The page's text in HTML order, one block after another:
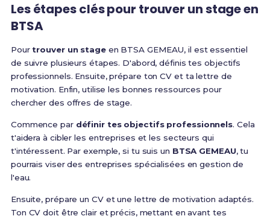
Les étapes clés pour trouver un stage en
BTSA
Pourtrouver un stageen BTSA GEMEAU, il est essentiel
de suivre plusieurs étapes. D'abord, définis tes objectifs
professionnels. Ensuite, prépare ton CV et ta lettre de
motivation. Enfin, utilise les bonnes ressources pour
chercher des offres de stage.
Commence par définir tes objectifs professionnels. Cela
t'aidera à cibler les entreprises et les secteurs qui
t'intéressent. Par exemple, si tu suis un BTSA GEMEAU, tu
pourrais viser des entreprises spécialisées en gestion de
l'eau.
Ensuite, prépare un CV et une lettre de motivation adaptés.
Ton CV doit être clair et précis, mettant en avant tes